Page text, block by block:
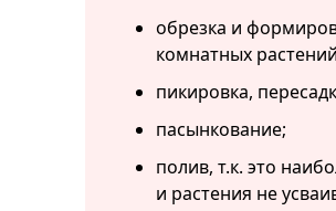
обрезка и
комнатных
пикировка,
пасынкование;
полив, т.к. это
и растения не